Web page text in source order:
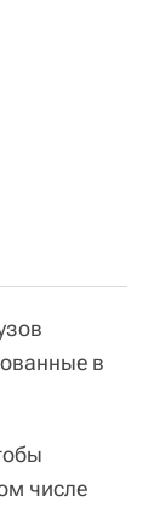
в
числе